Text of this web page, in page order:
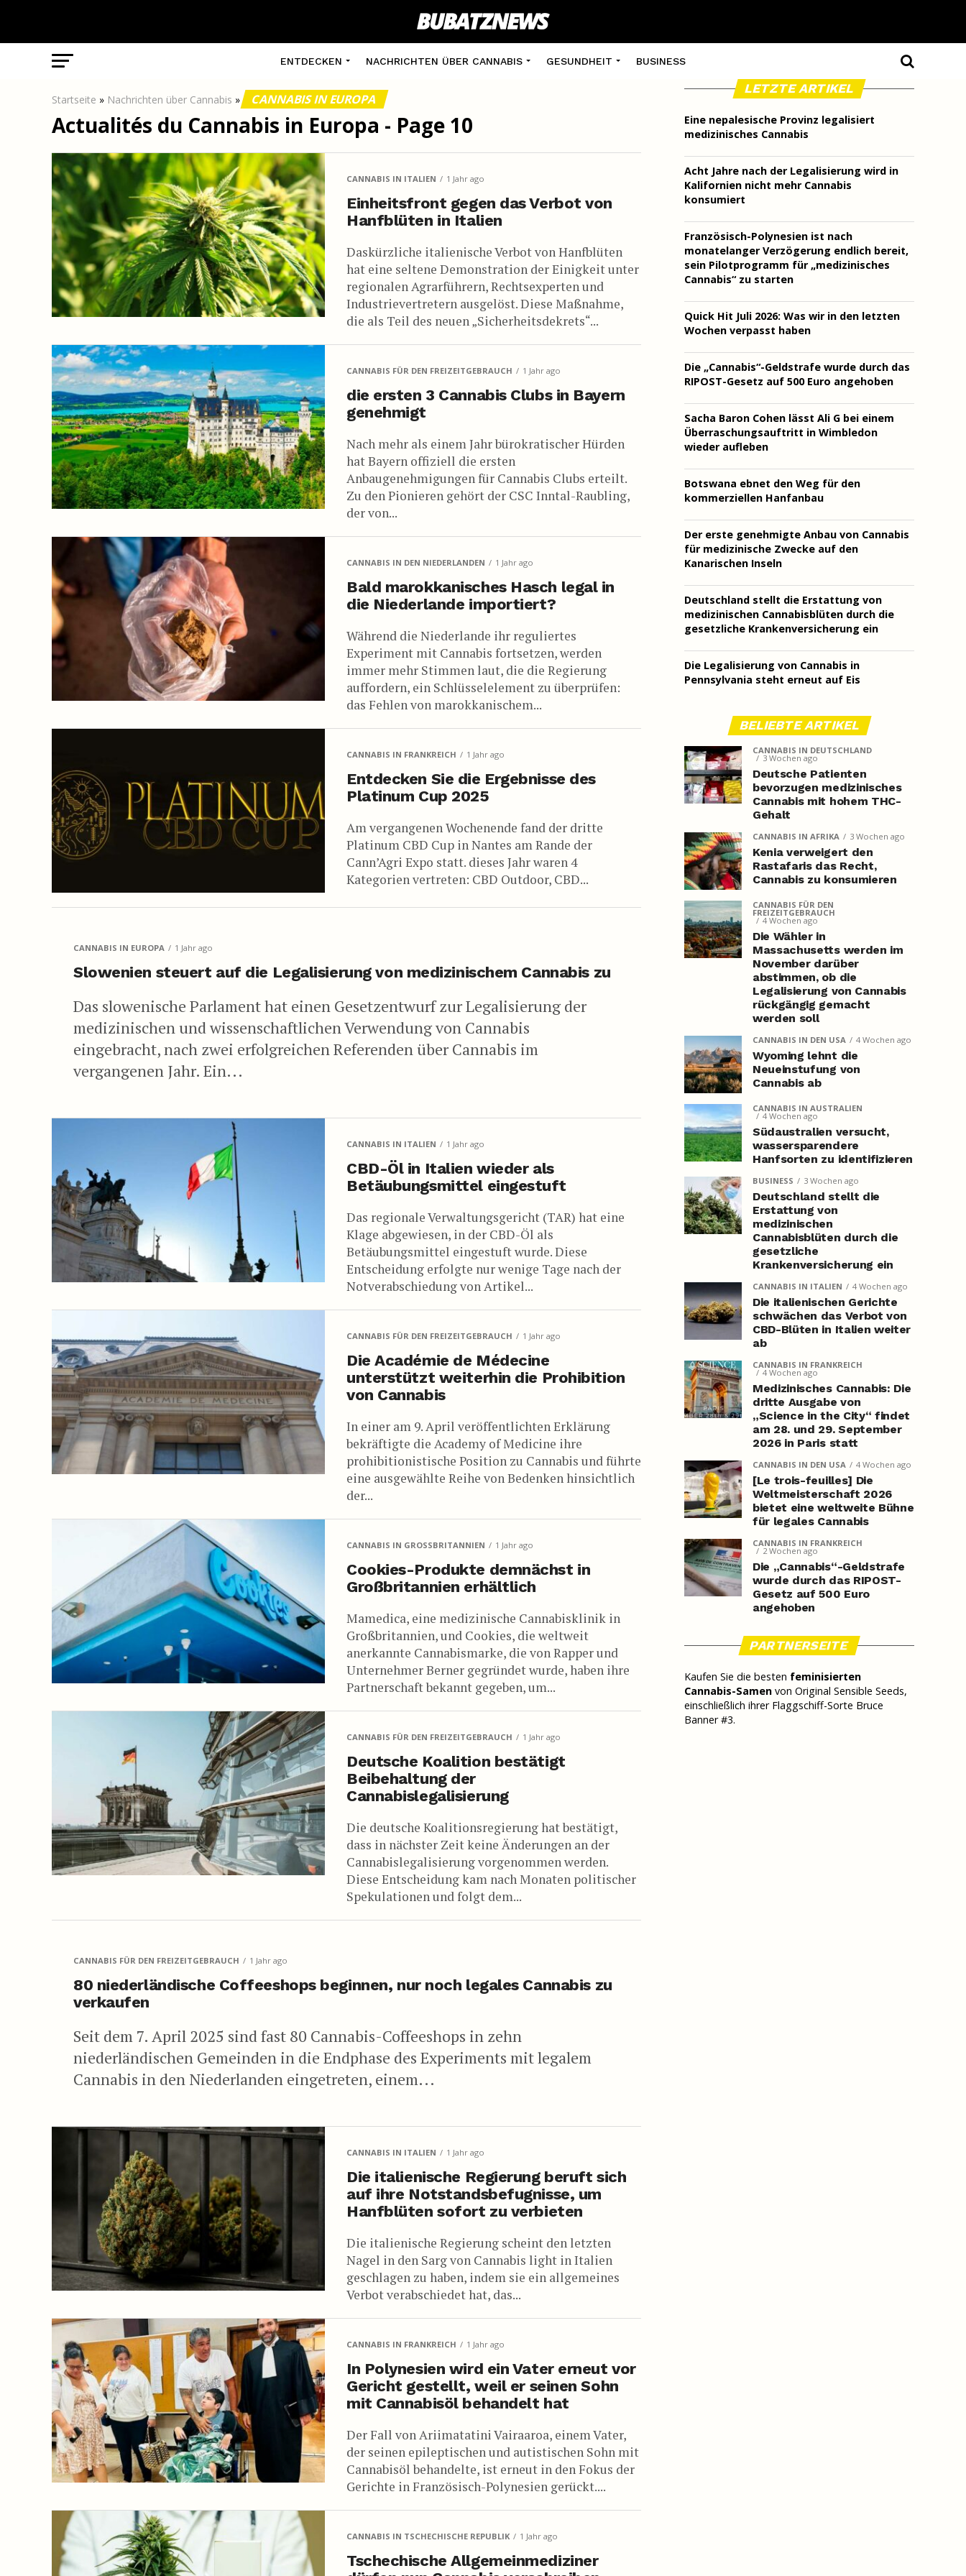
ENTDECKEN NACHRICHTEN ÜBER CANNABIS GESUNDHEIT BUSINESS
Startseite » Nachrichten über Cannabis » CANNABIS IN EUROPA
Actualités du Cannabis in Europa - Page 10
CANNABIS IN ITALIEN 1 Jahr ago
Einheitsfront gegen das Verbot von
Hanfblüten in Italien
Daskürzliche italienische Verbot von Hanfblüten
hat eine seltene Demonstration der Einigkeit unter
regionalen Agrarführern, Rechtsexperten und
Industrievertretern ausgelöst. Diese Maßnahme,
die als Teil des neuen „Sicherheitsdekrets“...
CANNABIS FÜR DEN FREIZEITGEBRAUCH 1 Jahr ago
die ersten 3 Cannabis Clubs in Bayern
genehmigt
Nach mehr als einem Jahr bürokratischer Hürden
hat Bayern offiziell die ersten
Anbaugenehmigungen für Cannabis Clubs erteilt.
Zu den Pionieren gehört der CSC Inntal-Raubling,
der von...
CANNABIS IN DEN NIEDERLANDEN 1 Jahr ago
Bald marokkanisches Hasch legal in
die Niederlande importiert?
Während die Niederlande ihr reguliertes
Experiment mit Cannabis fortsetzen, werden
immer mehr Stimmen laut, die die Regierung
auffordern, ein Schlüsselelement zu überprüfen:
das Fehlen von marokkanischem...
CANNABIS IN FRANKREICH 1 Jahr ago
Entdecken Sie die Ergebnisse des
Platinum Cup 2025
Am vergangenen Wochenende fand der dritte
Platinum CBD Cup in Nantes am Rande der
Cann’Agri Expo statt. dieses Jahr waren 4
Kategorien vertreten: CBD Outdoor, CBD...
CANNABIS IN EUROPA 1 Jahr ago
Slowenien steuert auf die Legalisierung von medizinischem Cannabis zu
Das slowenische Parlament hat einen Gesetzentwurf zur Legalisierung der
medizinischen und wissenschaftlichen Verwendung von Cannabis
eingebracht, nach zwei erfolgreichen Referenden über Cannabis im
vergangenen Jahr. Ein...
CANNABIS IN ITALIEN 1 Jahr ago
CBD-Öl in Italien wieder als
Betäubungsmittel eingestuft
Das regionale Verwaltungsgericht (TAR) hat eine
Klage abgewiesen, in der CBD-Öl als
Betäubungsmittel eingestuft wurde. Diese
Entscheidung erfolgte nur wenige Tage nach der
Notverabschiedung von Artikel...
CANNABIS FÜR DEN FREIZEITGEBRAUCH 1 Jahr ago
Die Académie de Médecine
unterstützt weiterhin die Prohibition
von Cannabis
In einer am 9. April veröffentlichten Erklärung
bekräftigte die Academy of Medicine ihre
prohibitionistische Position zu Cannabis und führte
eine ausgewählte Reihe von Bedenken hinsichtlich
der...
CANNABIS IN GROSSBRITANNIEN 1 Jahr ago
Cookies-Produkte demnächst in
Großbritannien erhältlich
Mamedica, eine medizinische Cannabisklinik in
Großbritannien, und Cookies, die weltweit
anerkannte Cannabismarke, die von Rapper und
Unternehmer Berner gegründet wurde, haben ihre
Partnerschaft bekannt gegeben, um...
CANNABIS FÜR DEN FREIZEITGEBRAUCH 1 Jahr ago
Deutsche Koalition bestätigt
Beibehaltung der
Cannabislegalisierung
Die deutsche Koalitionsregierung hat bestätigt,
dass in nächster Zeit keine Änderungen an der
Cannabislegalisierung vorgenommen werden.
Diese Entscheidung kam nach Monaten politischer
Spekulationen und folgt dem...
CANNABIS FÜR DEN FREIZEITGEBRAUCH 1 Jahr ago
80 niederländische Coffeeshops beginnen, nur noch legales Cannabis zu
verkaufen
Seit dem 7. April 2025 sind fast 80 Cannabis-Coffeeshops in zehn
niederländischen Gemeinden in die Endphase des Experiments mit legalem
Cannabis in den Niederlanden eingetreten, einem...
CANNABIS IN ITALIEN 1 Jahr ago
Die italienische Regierung beruft sich
auf ihre Notstandsbefugnisse, um
Hanfblüten sofort zu verbieten
Die italienische Regierung scheint den letzten
Nagel in den Sarg von Cannabis light in Italien
geschlagen zu haben, indem sie ein allgemeines
Verbot verabschiedet hat, das...
CANNABIS IN FRANKREICH 1 Jahr ago
In Polynesien wird ein Vater erneut vor
Gericht gestellt, weil er seinen Sohn
mit Cannabisöl behandelt hat
Der Fall von Ariimatatini Vairaaroa, einem Vater,
der seinen epileptischen und autistischen Sohn mit
Cannabisöl behandelte, ist erneut in den Fokus der
Gerichte in Französisch-Polynesien gerückt....
CANNABIS IN TSCHECHISCHE REPUBLIK 1 Jahr ago
Tschechische Allgemeinmediziner
LETZTE ARTIKEL
Eine nepalesische Provinz legalisiert
medizinisches Cannabis
Acht Jahre nach der Legalisierung wird in
Kalifornien nicht mehr Cannabis
konsumiert
Französisch-Polynesien ist nach
monatelanger Verzögerung endlich bereit,
sein Pilotprogramm für „medizinisches
Cannabis“ zu starten
Quick Hit Juli 2026: Was wir in den letzten
Wochen verpasst haben
Die „Cannabis“-Geldstrafe wurde durch das
RIPOST-Gesetz auf 500 Euro angehoben
Sacha Baron Cohen lässt Ali G bei einem
Überraschungsauftritt in Wimbledon
wieder aufleben
Botswana ebnet den Weg für den
kommerziellen Hanfanbau
Der erste genehmigte Anbau von Cannabis
für medizinische Zwecke auf den
Kanarischen Inseln
Deutschland stellt die Erstattung von
medizinischen Cannabisblüten durch die
gesetzliche Krankenversicherung ein
Die Legalisierung von Cannabis in
Pennsylvania steht erneut auf Eis
BELIEBTE ARTIKEL
CANNABIS IN DEUTSCHLAND
3 Wochen ago
Deutsche Patienten
bevorzugen medizinisches
Cannabis mit hohem THC-
Gehalt
CANNABIS IN AFRIKA 3 Wochen ago
Kenia verweigert den
Rastafaris das Recht,
Cannabis zu konsumieren
CANNABIS FÜR DEN
FREIZEITGEBRAUCH
4 Wochen ago
Die Wähler in
Massachusetts werden im
November darüber
abstimmen, ob die
Legalisierung von Cannabis
rückgängig gemacht
werden soll
CANNABIS IN DEN USA 4 Wochen ago
Wyoming lehnt die
Neueinstufung von
Cannabis ab
CANNABIS IN AUSTRALIEN
4 Wochen ago
Südaustralien versucht,
wassersparendere
Hanfsorten zu identifizieren
BUSINESS 3 Wochen ago
Deutschland stellt die
Erstattung von
medizinischen
Cannabisblüten durch die
gesetzliche
Krankenversicherung ein
CANNABIS IN ITALIEN 4 Wochen ago
Die italienischen Gerichte
schwächen das Verbot von
CBD-Blüten in Italien weiter
ab
CANNABIS IN FRANKREICH
4 Wochen ago
Medizinisches Cannabis: Die
dritte Ausgabe von
„Science in the City“ findet
am 28. und 29. September
2026 in Paris statt
CANNABIS IN DEN USA 4 Wochen ago
[Le trois-feuilles] Die
Weltmeisterschaft 2026
bietet eine weltweite Bühne
für legales Cannabis
CANNABIS IN FRANKREICH
2 Wochen ago
Die „Cannabis“-Geldstrafe
wurde durch das RIPOST-
Gesetz auf 500 Euro
angehoben
PARTNERSEITE
Kaufen Sie die besten feminisierten
Cannabis-Samen von Original Sensible Seeds,
einschließlich ihrer Flaggschiff-Sorte Bruce
Banner #3.